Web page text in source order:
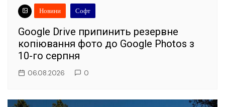
Новини Софт
Google Drive припинить резервне
копіювання фото до Google Photos з
10-го серпня
06.08.2026 0